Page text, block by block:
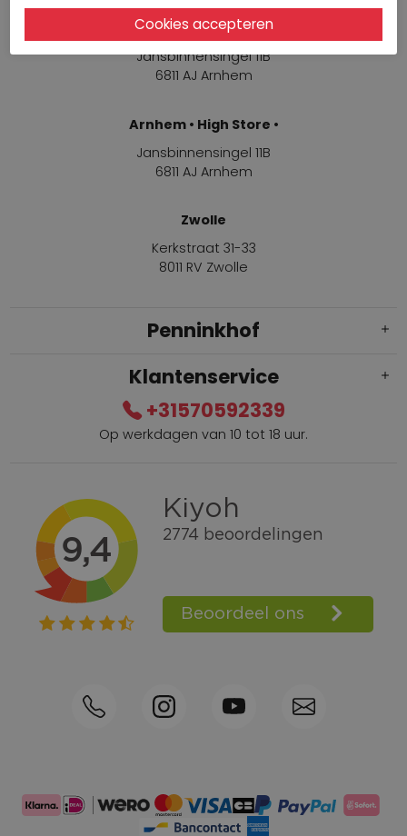
Arnhem
Jansbinnensingel 11B
6811 AJ Arnhem
Arnhem • High Store •
Jansbinnensingel 11B
6811 AJ Arnhem
Zwolle
Kerkstraat 31-33
8011 RV Zwolle
Penninkhof
Gratis verzending vanaf € 100,=
Bel +31570592339
Spaarpunten
Shop the Look
Telefonisch bestellen ook mogelijk
Klantenservice
+31570592339
Op werkdagen van 10 tot 18 uur.